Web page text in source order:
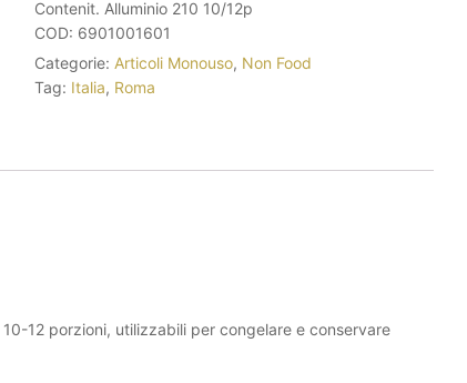
Contenit. Alluminio 210 10/12p
COD: 6901001601
Categorie: Articoli Monouso, Non Food
Tag: Italia, Roma
12 porzioni, utilizzabili per congelare e conservare